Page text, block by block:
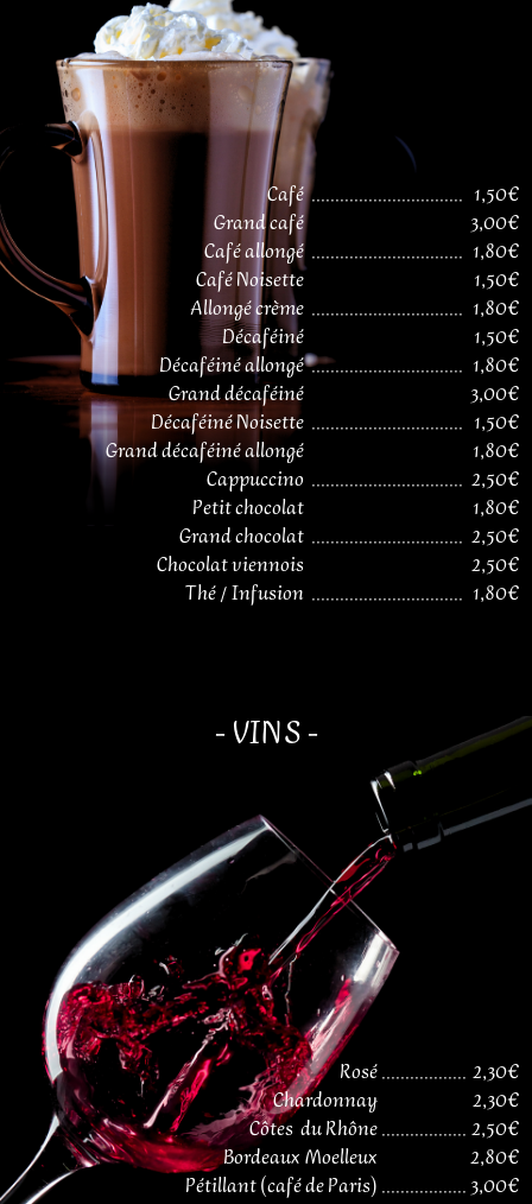
Café
Grand café
Café allongé
Café Noisette
Allongé crème
Décaféiné
Décaféiné allongé
Grand décaféiné
Décaféiné Noisette
Grand décaféiné allongé
Cappuccino
Petit chocolat
Grand chocolat
Chocolat viennois
Thé / Infusion
................................
................................
................................
................................
................................
................................
................................
................................
1,50€
3,00€
1,80€
1,50€
1,80€
1,50€
1,80€
3,00€
1,50€
1,80€
2,50€
1,80€
2,50€
2,50€
1,80€
- VINS -
Rosé
Chardonnay
Côtes du Rhône
Bordeaux Moelleux
Pétillant (café de Paris)
..................
..................
..................
2,30€
2,30€
2,50€
2,80€
3,00€